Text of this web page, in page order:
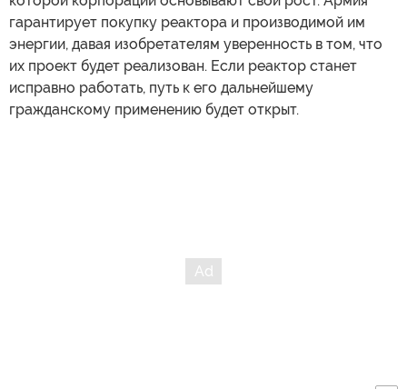
гарантирует покупку реактора и производимой им
энергии, давая изобретателям уверенность в том, что
их проект будет реализован. Если реактор станет
исправно работать, путь к его дальнейшему
гражданскому применению будет открыт.